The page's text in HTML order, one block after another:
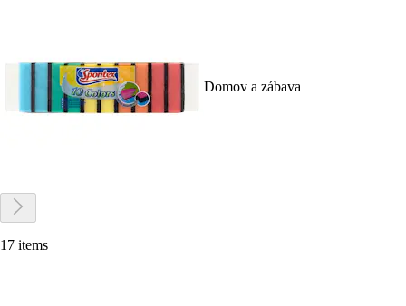
Domov a zábava
17 items